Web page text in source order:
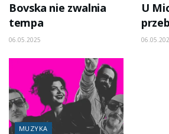
Bovska nie zwalnia
tempa
06.05.2025
U
MUZYKA